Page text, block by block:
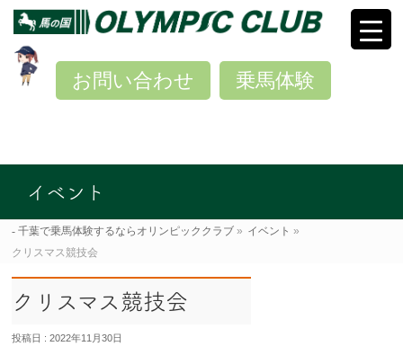
乗馬体験
お問い合わせ
イベント
千葉で乗馬体験するならオリンピッククラブ » イベント »
クリスマス競技会
クリスマス競技会
投稿日 : 2022年11月30日